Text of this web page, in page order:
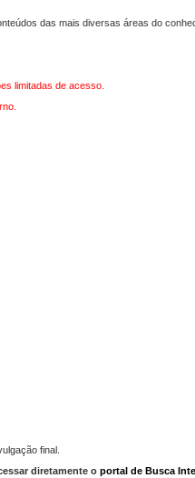
das mais diversas áreas do
limitadas de acesso.
final.
diretamente o portal de Busca